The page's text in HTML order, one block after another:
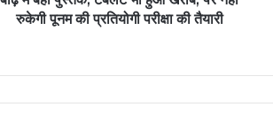
रुकेगी पूनम की प्रतियोगी परीक्षा की तैयारी